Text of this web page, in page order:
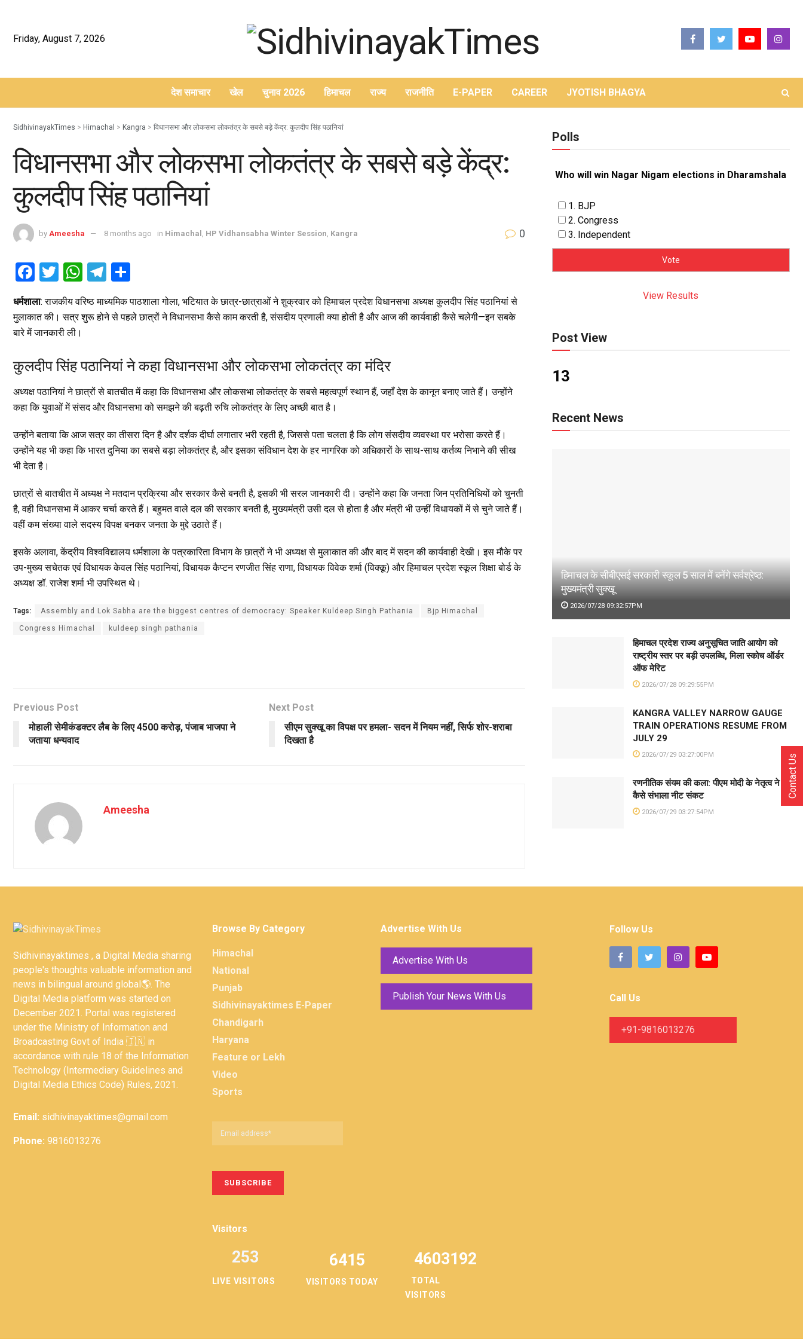
Friday, August 7, 2026
देश समाचार खेल चुनाव 2026 हिमाचल राज्य राजनीति E-PAPER CAREER JYOTISH BHAGYA
SidhivinayakTimes > Himachal > Kangra > विधानसभा और लोकसभा लोकतंत्र के सबसे बड़े केंद्र: कुलदीप सिंह पठानियां
विधानसभा और लोकसभा लोकतंत्र के सबसे बड़े केंद्र:
कुलदीप सिंह पठानियां
by Ameesha 8 months ago in Himachal , HP Vidhansabha Winter Session, Kangra 0
F
ce
b
o
k
T
wi
tt
er
W
h
at
s
p
p
T
el
e
m
ar
धर्मशाला: राजकीय वरिष्ठ माध्यमिक पाठशाला गोला, भटियात के छात्र-छात्राओं ने शुक्रवार को हिमाचल प्रदेश विधानसभा अध्यक्ष कुलदीप सिंह पठानियां से
मुलाकात की। सत्र शुरू होने से पहले छात्रों ने विधानसभा कैसे काम करती है, संसदीय प्रणाली क्या होती है और आज की कार्यवाही कैसे चलेगी—इन सबके
बारे में जानकारी ली।
कुलदीप सिंह पठानियां ने कहा विधानसभा और लोकसभा लोकतंत्र का मंदिर
अध्यक्ष पठानियां ने छात्रों से बातचीत में कहा कि विधानसभा और लोकसभा लोकतंत्र के सबसे महत्वपूर्ण स्थान हैं, जहाँ देश के कानून बनाए जाते हैं। उन्होंने
कहा कि युवाओं में संसद और विधानसभा को समझने की बढ़ती रुचि लोकतंत्र के लिए अच्छी बात है।
उन्होंने बताया कि आज सत्र का तीसरा दिन है और दर्शक दीर्घा लगातार भरी रहती है, जिससे पता चलता है कि लोग संसदीय व्यवस्था पर भरोसा करते हैं।
उन्होंने यह भी कहा कि भारत दुनिया का सबसे बड़ा लोकतंत्र है, और इसका संविधान देश के हर नागरिक को अधिकारों के साथ-साथ कर्तव्य निभाने की सीख
भी देता है।
छात्रों से बातचीत में अध्यक्ष ने मतदान प्रक्रिया और सरकार कैसे बनती है, इसकी भी सरल जानकारी दी। उन्होंने कहा कि जनता जिन प्रतिनिधियों को चुनती
है, वही विधानसभा में आकर चर्चा करते हैं। बहुमत वाले दल की सरकार बनती है, मुख्यमंत्री उसी दल से होता है और मंत्री भी उन्हीं विधायकों में से चुने जाते हैं।
वहीं कम संख्या वाले सदस्य विपक्ष बनकर जनता के मुद्दे उठाते हैं।
इसके अलावा, केंद्रीय विश्वविद्यालय धर्मशाला के पत्रकारिता विभाग के छात्रों ने भी अध्यक्ष से मुलाकात की और बाद में सदन की कार्यवाही देखी। इस मौके पर
उप-मुख्य सचेतक एवं विधायक केवल सिंह पठानियां, विधायक कैप्टन रणजीत सिंह राणा, विधायक विवेक शर्मा (विक्कू) और हिमाचल प्रदेश स्कूल शिक्षा बोर्ड के
अध्यक्ष डॉ. राजेश शर्मा भी उपस्थित थे।
Tags: Assembly and Lok Sabha are the biggest centres of democracy: Speaker Kuldeep Singh Pathania Bjp Himachal
Congress Himachal kuldeep singh pathania
Previous Post
मोहाली सेमीकंडक्टर लैब के लिए 4500 करोड़, पंजाब भाजपा ने
जताया धन्यवाद
Next Post
सीएम सुक्खू का विपक्ष पर हमला- सदन में नियम नहीं, सिर्फ शोर-शराबा
दिखता है
Ameesha
Polls
Who will win Nagar Nigam elections in Dharamshala
1. BJP
2. Congress
3. Independent
View Results
Post View
13
Recent News
हिमाचल के सीबीएसई सरकारी स्कूल 5 साल में बनेंगे सर्वश्रेष्ठ:
मुख्यमंत्री सुक्खू
2026/07/28 09:32:57PM
हिमाचल प्रदेश राज्य अनुसूचित जाति आयोग को
राष्ट्रीय स्तर पर बड़ी उपलब्धि, मिला स्कोच ऑर्डर
ऑफ मेरिट
2026/07/28 09:29:55PM
KANGRA VALLEY NARROW GAUGE
TRAIN OPERATIONS RESUME FROM
JULY 29
2026/07/29 03:27:00PM
रणनीतिक संयम की कला: पीएम मोदी के नेतृत्व ने
कैसे संभाला नीट संकट
2026/07/29 03:27:54PM
Sidhivinayaktimes , a Digital Media sharing
people's thoughts valuable information and
news in bilingual around global🌎. The
Digital Media platform was started on
December 2021. Portal was registered
under the Ministry of Information and
Broadcasting Govt of India 🇮🇳 in
accordance with rule 18 of the Information
Technology (Intermediary Guidelines and
Digital Media Ethics Code) Rules, 2021.
Email: sidhivinayaktimes@gmail.com
Phone: 9816013276
Browse By Category
Himachal
National
Punjab
Sidhivinayaktimes E-Paper
Chandigarh
Haryana
Feature or Lekh
Video
Sports
Visitors
LIVE VISITORS
253 6415
VISITORS TODAY
4603192
TOTAL
VISITORS
Advertise With Us
Advertise With Us
Publish Your News With Us
Follow Us
Call Us
+91-9816013276
Contact Us